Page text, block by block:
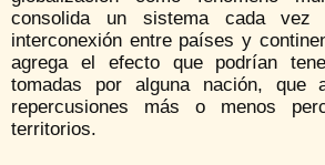
consolida un sistema cada vez
interconexión entre países y
agrega el efecto que podrían
tomadas por alguna nación, que
repercusiones más o menos
territorios.